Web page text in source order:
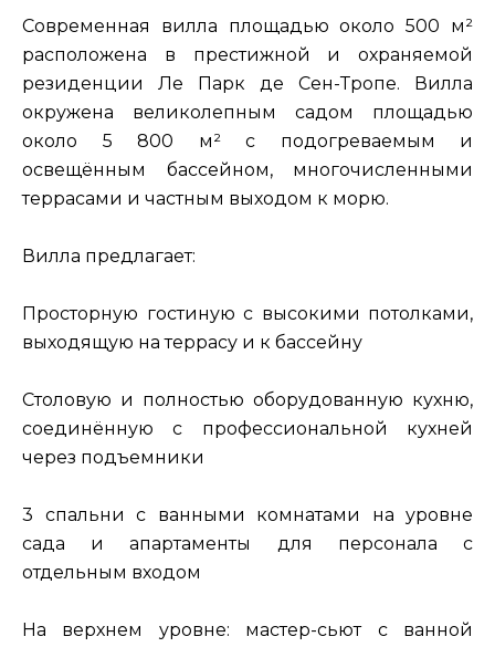
Современная вилла площадью около 500 м²
расположена в престижной и охраняемой
резиденции Ле Парк де Сен-Тропе. Вилла
окружена великолепным садом площадью
около 5 800 м² с подогреваемым и
освещённым бассейном, многочисленными
террасами и частным выходом к морю.
Вилла предлагает:
Просторную гостиную с высокими потолками,
выходящую на террасу и к бассейну
Столовую и полностью оборудованную кухню,
соединённую с профессиональной кухней
через подъемники
3 спальни с ванными комнатами на уровне
сада и апартаменты для персонала с
отдельным входом
На верхнем уровне: мастер-сьют с ванной